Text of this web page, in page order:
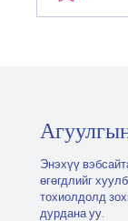
Энэхүү
өгөгдлийг
тохиолдолд
дурдана уу.